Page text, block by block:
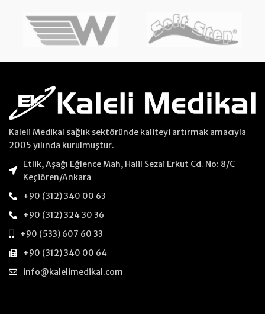
Kaleli Medikal sağlık sektöründe kaliteyi artırmak amacıyla
2005 yılında kurulmuştur.
Etlik, Aşağı Eğlence Mah, Halil Sezai Erkut Cd. No: 8/C
Keçiören/Ankara
+90 (312) 340 00 63
+90 (312) 324 30 36
+90 (533) 607 60 33
+90 (312) 340 00 64
info@kalelimedikal.com